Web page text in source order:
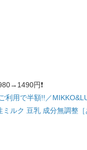
円❗️
利用で半額!!／
ルク 豆乳 成分無調整